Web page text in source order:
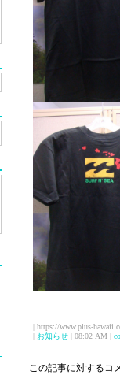
| https://www.plus-
| お知らせ | 08:02 AM |
この記事に対するコ